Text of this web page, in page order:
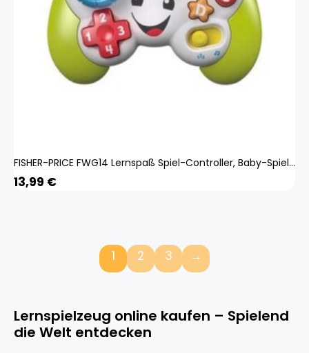
FISHER-PRICE FWG14 Lernspaß Spiel-Controller, Baby-Spielzeug, Lernspielzeug Baby
13,99 €
1 2 3 →
Lernspielzeug online kaufen – Spielend
die Welt entdecken